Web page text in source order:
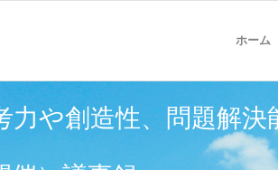
ホーム
力や創造性、問題解